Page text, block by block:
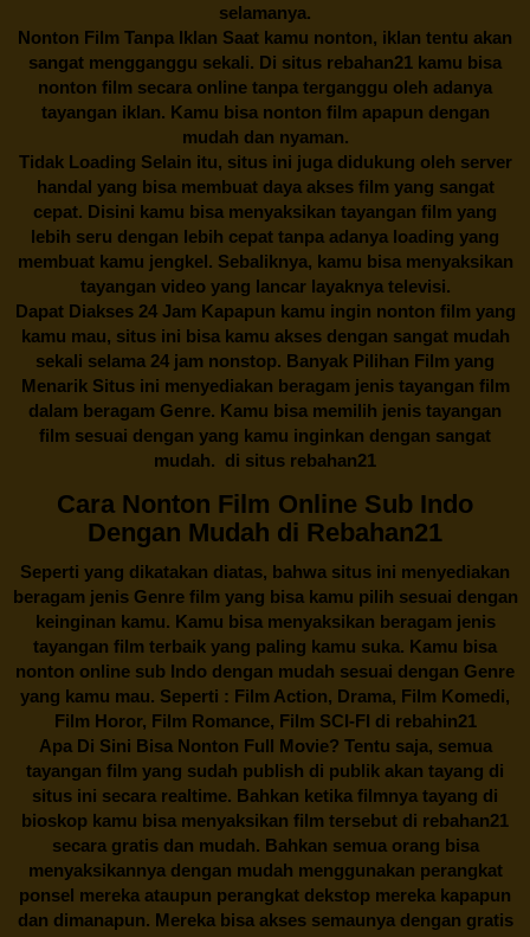
selamanya.
Nonton Film Tanpa Iklan Saat kamu nonton, iklan tentu akan
sangat mengganggu sekali. Di situs rebahan21 kamu bisa
nonton film secara online tanpa terganggu oleh adanya
tayangan iklan. Kamu bisa nonton film apapun dengan
mudah dan nyaman.
Tidak Loading Selain itu, situs ini juga didukung oleh server
handal yang bisa membuat daya akses film yang sangat
cepat. Disini kamu bisa menyaksikan tayangan film yang
lebih seru dengan lebih cepat tanpa adanya loading yang
membuat kamu jengkel. Sebaliknya, kamu bisa menyaksikan
tayangan video yang lancar layaknya televisi.
Dapat Diakses 24 Jam Kapapun kamu ingin nonton film yang
kamu mau, situs ini bisa kamu akses dengan sangat mudah
sekali selama 24 jam nonstop. Banyak Pilihan Film yang
Menarik Situs ini menyediakan beragam jenis tayangan film
dalam beragam Genre. Kamu bisa memilih jenis tayangan
film sesuai dengan yang kamu inginkan dengan sangat
mudah. di situs rebahan21
Cara Nonton Film Online Sub Indo
Dengan Mudah di Rebahan21
Seperti yang dikatakan diatas, bahwa situs ini menyediakan
beragam jenis Genre film yang bisa kamu pilih sesuai dengan
keinginan kamu. Kamu bisa menyaksikan beragam jenis
tayangan film terbaik yang paling kamu suka. Kamu bisa
nonton online sub Indo dengan mudah sesuai dengan Genre
yang kamu mau. Seperti : Film Action, Drama, Film Komedi,
Film Horor, Film Romance, Film SCI-FI di rebahin21
Apa Di Sini Bisa Nonton Full Movie? Tentu saja, semua
tayangan film yang sudah publish di publik akan tayang di
situs ini secara realtime. Bahkan ketika filmnya tayang di
bioskop kamu bisa menyaksikan film tersebut di rebahan21
secara gratis dan mudah. Bahkan semua orang bisa
menyaksikannya dengan mudah menggunakan perangkat
ponsel mereka ataupun perangkat dekstop mereka kapapun
dan dimanapun. Mereka bisa akses semaunya dengan gratis